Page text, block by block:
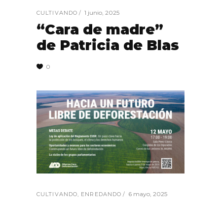
CULTIVANDO 1 junio, 2025
“Cara de madre”
de Patricia de Blas
0
CULTIVANDO, ENREDANDO 6 mayo, 2025